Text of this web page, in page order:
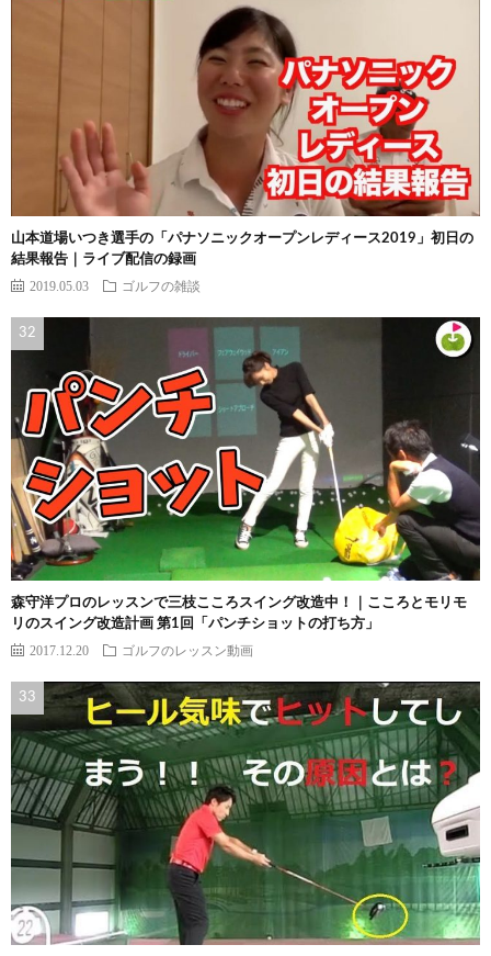
山本道場いつき選手の「パナソニックオープンレディース2019」初日の
結果報告｜ライブ配信の録画
2019.05.03 ゴルフの雑談
森守洋プロのレッスンで三枝こころスイング改造中！｜こころとモリモ
リのスイング改造計画 第1回「パンチショットの打ち方」
2017.12.20 ゴルフのレッスン動画